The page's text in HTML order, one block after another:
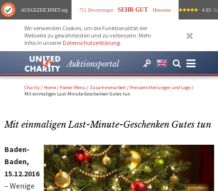
AUSGEZEICHNET.org 751 Bewertungen SEHR GUT Hinweise 4.93 /
Wir verwenden Cookies, um die Funktionalität der
Webseite zu gewährleisten und zu verbessern. Mehr
Infos in unserer Datenschutzerklärung.
Auktionsportal
Charity/ Home/ Footer Menu / Zusammenarbeit/ Pressemitteilungen und Logo/
Mit einmaligen Last-Minute-Geschenken Gutes tun
Mit einmaligen Last-Minute-Geschenken Gutes tun
Baden-
Baden,
15.12.2016
– Wenige